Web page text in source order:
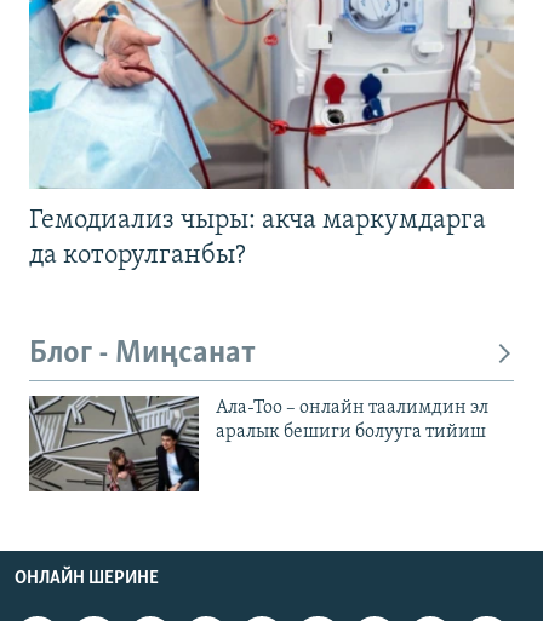
Гемодиализ чыры: акча маркумдарга
да которулганбы?
Блог - Миңсанат
Ала-Тоо – онлайн таалимдин эл
аралык бешиги болууга тийиш
ОНЛАЙН ШЕРИНЕ